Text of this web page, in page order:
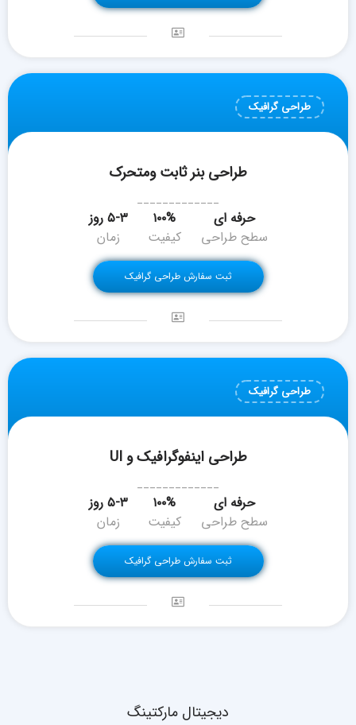
طراحی گرافیک
طراحی بنر ثابت ومتحرک
_____________
حرفه ای
سطح طراحی
۱۰۰%
کیفیت
۵-۳ روز
زمان
ثبت سفارش طراحی گرافیک
طراحی گرافیک
طراحی اینفوگرافیک و UI
_____________
حرفه ای
سطح طراحی
۱۰۰%
کیفیت
۵-۳ روز
زمان
ثبت سفارش طراحی گرافیک
دیجیتال مارکتینگ